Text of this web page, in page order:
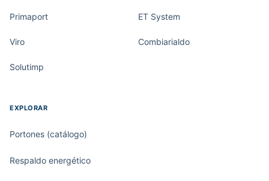
Primaport ET System
Viro Combiarialdo
Solutimp
EXPLORAR
Portones (catálogo)
Respaldo energético